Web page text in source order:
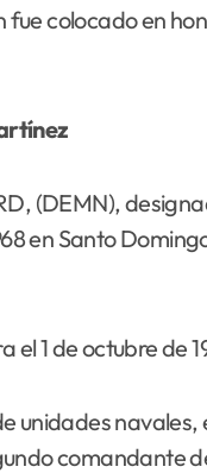
colocado en
(DEMN),
en Santo
1 de octubre
unidades
comandante